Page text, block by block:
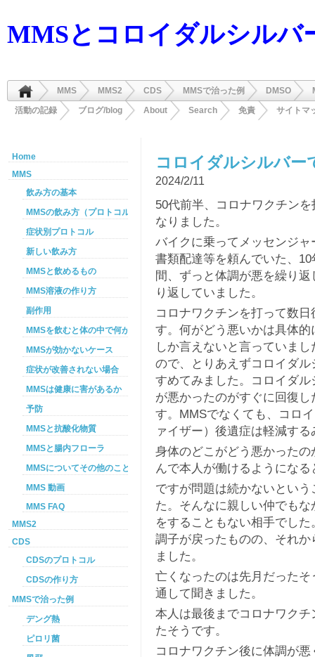
MMSとコロイダルシルバ
MMS MMS2 CDS MMSで治った例 DMSO
活動の記録
ブログ/blog About Search 免責 サイトマ
コロイダルシルバー
2024/2/11
50代前半、コロナワクチン
なりました。
バイクに乗ってメッセンジ
書類配達等を頼んでいた、
間、ずっと体調が悪を繰り
り返していました。
コロナワクチンを打って数
す。何がどう悪いかは具体
しか言えないと言っていま
ので、とりあえずコロイダ
すめてみました。コロイダ
が悪かったのがすぐに回復
す。MMSでなくても、コロ
ァイザー）後遺症は軽減す
身体のどこがどう悪かった
んで本人が働けるようにな
ですが問題は続かないとい
た。そんなに親しい仲でも
をすることもない相手でし
調子が戻ったものの、それ
ました。
亡くなったのは先月だった
通して聞きました。
本人は最後までコロナワク
たそうです。
コロナワクチン後に体調が
Home
MMS
飲み方の基本
MMSの飲み方（プロトコル）
症状別プロトコル
新しい飲み方
MMSと飲めるもの
MMS溶液の作り方
副作用
MMSを飲むと体の中で何が起こるか
MMSが効かないケース
症状が改善されない場合
MMSは健康に害があるか
予防
MMSと抗酸化物質
MMSと腸内フローラ
MMSについてその他のこと
MMS 動画
MMS FAQ
MMS2
CDS
CDSのプロトコル
CDSの作り方
MMSで治った例
デング熱
ピロリ菌